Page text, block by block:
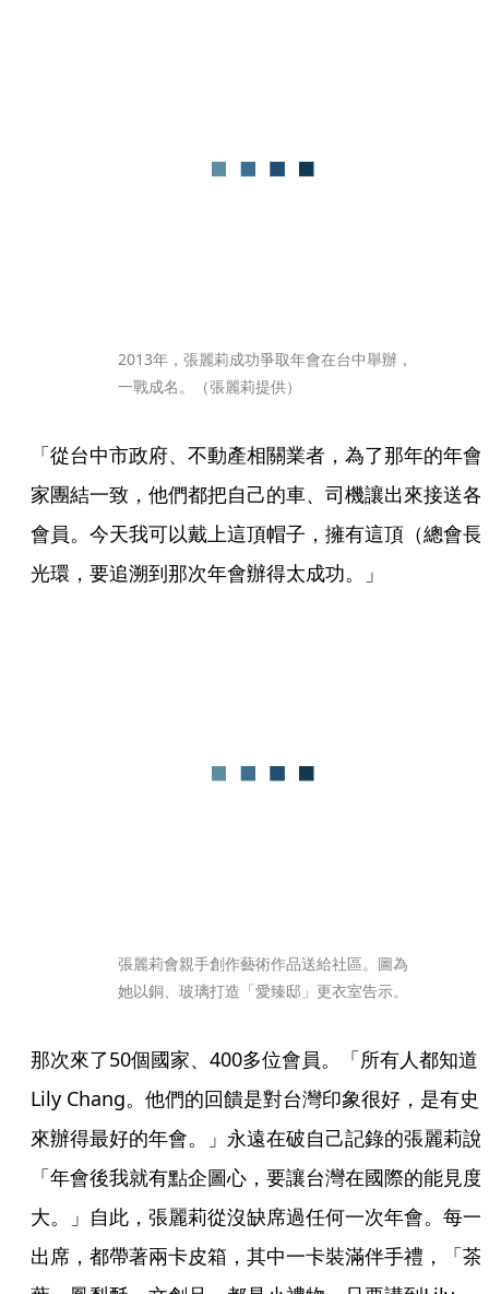
2013年，張麗莉成功爭取年會在台中舉辦，
一戰成名。（張麗莉提供）
「從台中市政府、不動產相關業者，為了那年的年會
家團結一致，他們都把自己的車、司機讓出來接送各
會員。今天我可以戴上這頂帽子，擁有這頂（總會長
光環，要追溯到那次年會辦得太成功。」
張麗莉會親手創作藝術作品送給社區。圖為
她以銅、玻璃打造「愛臻邸」更衣室告示。
那次來了50個國家、400多位會員。「所有人都知道
Lily Chang。他們的回饋是對台灣印象很好，是有史
來辦得最好的年會。」永遠在破自己記錄的張麗莉說
「年會後我就有點企圖心，要讓台灣在國際的能見度
大。」自此，張麗莉從沒缺席過任何一次年會。每一
出席，都帶著兩卡皮箱，其中一卡裝滿伴手禮，「茶